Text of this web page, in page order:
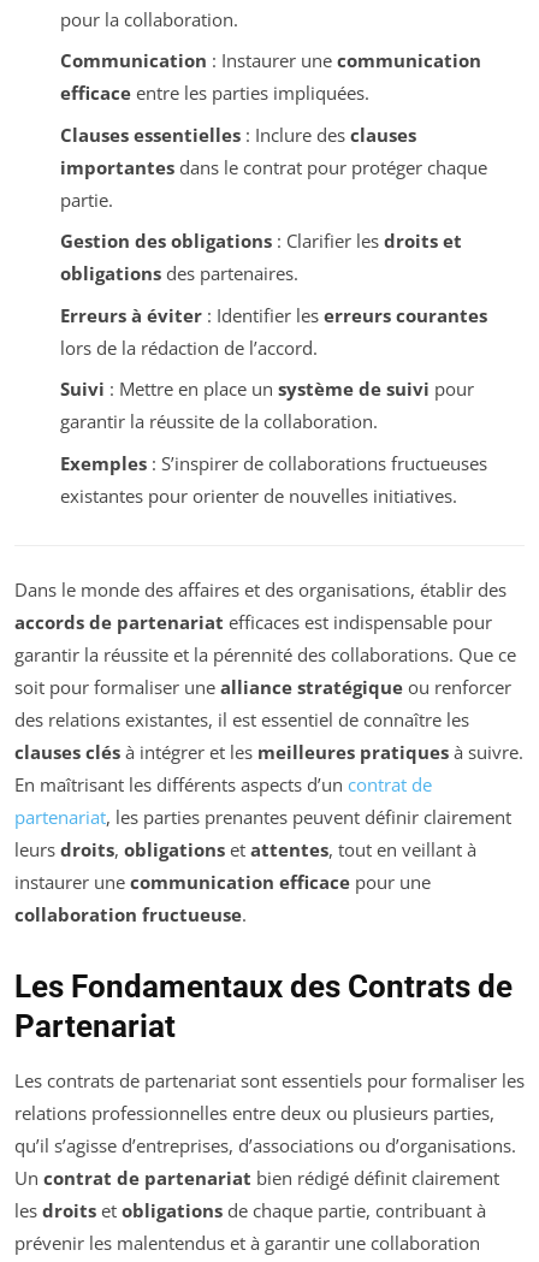
pour la collaboration.
Communication : Instaurer une communication
efficaceentre les parties impliquées.
Clauses essentielles: Inclure des clauses
importantesdans le contrat pour protéger chaque
partie.
Gestion des obligations: Clarifier les droits et
obligationsdes partenaires.
Erreurs à éviter: Identifier les erreurs courantes
lors de la rédaction de l’accord.
Suivi : Mettre en place un système de suivi pour
garantir la réussite de la collaboration.
Exemples: S’inspirer de collaborations fructueuses
existantes pour orienter de nouvelles initiatives.
Dans le monde des affaires et des organisations, établir des
accords de partenariat efficaces est indispensable pour
garantir la réussite et la pérennité des collaborations. Que ce
soit pour formaliser une alliance stratégique ou renforcer
des relations existantes, il est essentiel de connaître les
clauses clés à intégrer et les meilleures pratiques à suivre.
En maîtrisant les différents aspects d’un contrat de
partenariat, les parties prenantes peuvent définir clairement
leurs droits, obligations et attentes, tout en veillant à
instaurer une communication efficace pour une
collaboration fructueuse.
Les Fondamentaux des Contrats de
Partenariat
Les contrats de partenariat sont essentiels pour formaliser les
relations professionnelles entre deux ou plusieurs parties,
qu’il s’agisse d’entreprises, d’associations ou d’organisations.
Un contrat de partenariat bien rédigé définit clairement
les droits et obligations de chaque partie, contribuant à
prévenir les malentendus et à garantir une collaboration